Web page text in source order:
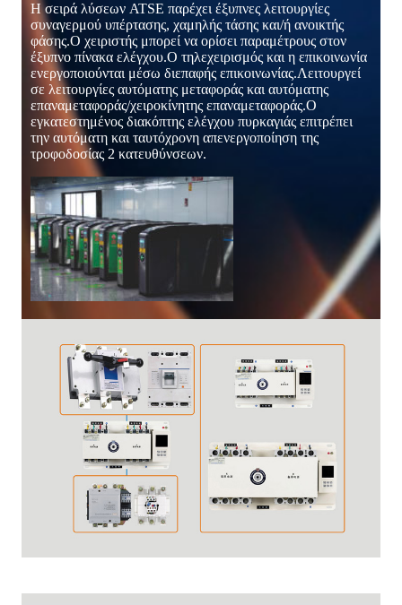
Η σειρά λύσεων ATSE παρέχει έξυπνες λειτουργίες
συναγερμού υπέρτασης, χαμηλής τάσης και/ή ανοικτής
φάσης.Ο χειριστής μπορεί να ορίσει παραμέτρους στον
έξυπνο πίνακα ελέγχου.Ο τηλεχειρισμός και η επικοινωνία
ενεργοποιούνται μέσω διεπαφής επικοινωνίας.Λειτουργεί
σε λειτουργίες αυτόματης μεταφοράς και αυτόματης
επαναμεταφοράς/χειροκίνητης επαναμεταφοράς.Ο
εγκατεστημένος διακόπτης ελέγχου πυρκαγιάς επιτρέπει
την αυτόματη και ταυτόχρονη απενεργοποίηση της
τροφοδοσίας 2 κατευθύνσεων.